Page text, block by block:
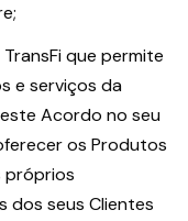
TransFi que permite
e serviços da
Acordo no seu
os Produtos
próprios
dos seus Clientes